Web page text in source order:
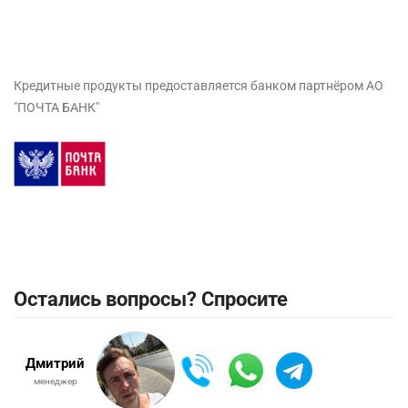
Кредитные продукты предоставляется банком партнёром АО
"ПОЧТА БАНК"
Остались вопросы? Спросите
Дмитрий
менеджер